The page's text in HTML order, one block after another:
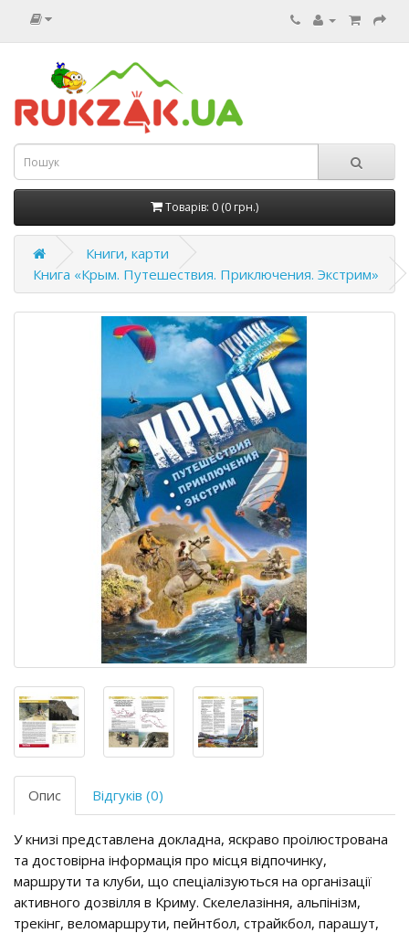
Товарів: 0 (0 грн.)
Книги, карти
Книга «Крым. Путешествия. Приключения. Экстрим»
Опис Відгуків (0)
У книзі представлена ​​докладна, яскраво проілюстрована
та достовірна інформація про місця відпочинку,
маршрути та клуби, що спеціалізуються на організації
активного дозвілля в Криму. Скелелазіння, альпінізм,
трекінг, веломаршрути, пейнтбол, страйкбол, парашут,